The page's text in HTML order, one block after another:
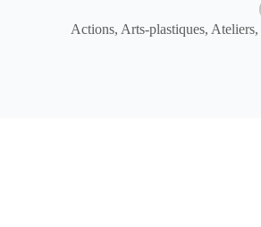
Actions, Arts-plastiques, Ateliers,